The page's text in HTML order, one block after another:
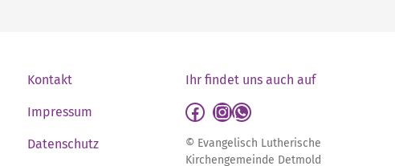
Kontakt
Impressum
Datenschutz
Ihr findet uns auch auf
detmold-lutherisch auf Facebook
detmold-lutherisch auf Instagram
detmold-lutherisch auf WhatsApp
© Evangelisch Lutherische
Kirchengemeinde Detmold